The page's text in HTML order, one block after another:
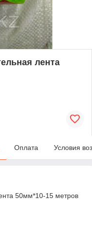
лента
Оплата Условия
50мм*10-15 метров